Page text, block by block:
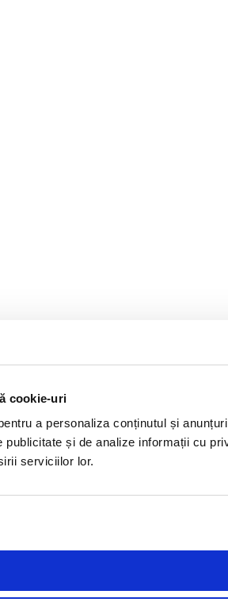
cookie-uri
a personaliza conținutul și
publicitate și de analize informații cu
serviciilor lor.